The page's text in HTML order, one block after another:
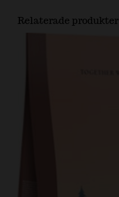
Relaterade produkter